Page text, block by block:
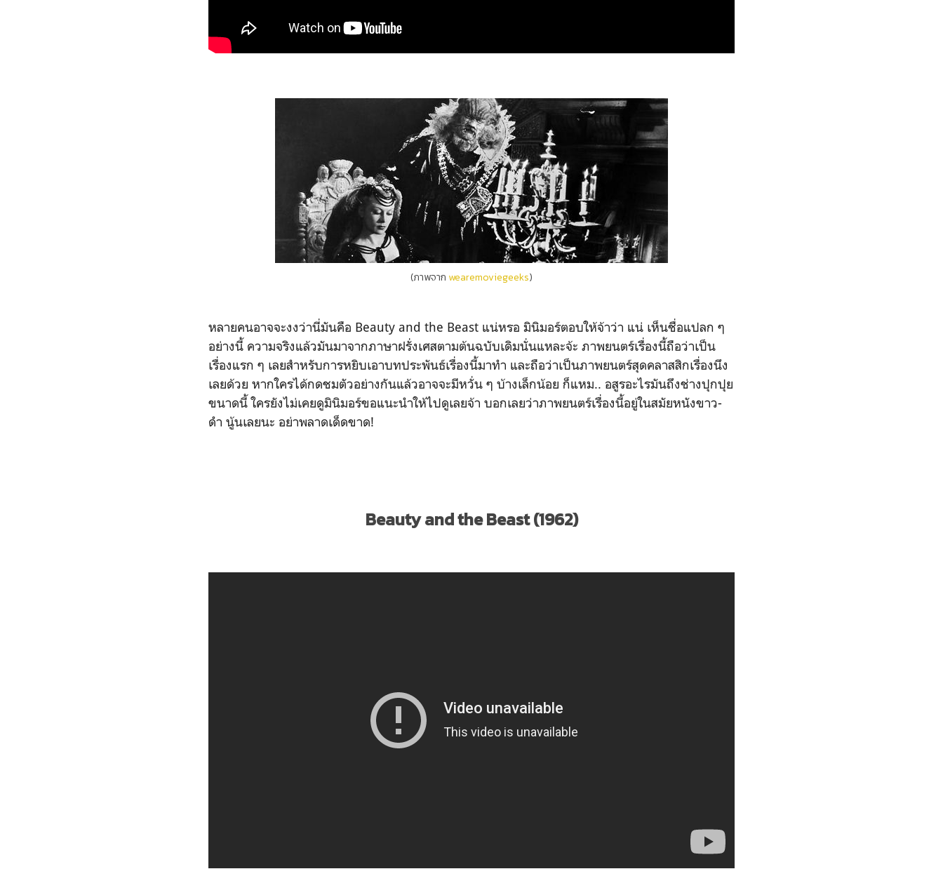
(ภาพจาก wearemoviegeeks)
หลายคนอาจจะงงว่านี่มันคือ Beauty and the Beast แน่หรอ มินิมอร์ตอบให้จ้าว่า แน่ เห็นชื่อแปลก ๆ
อย่างนี้ ความจริงแล้วมันมาจากภาษาฝรั่งเศสตามต้นฉบับเดิมนั่นแหละจ้ะ ภาพยนตร์เรื่องนี้ถือว่าเป็น
เรื่องแรก ๆ เลยสำหรับการหยิบเอาบทประพันธ์เรื่องนี้มาทำ และถือว่าเป็นภาพยนตร์สุดคลาสสิกเรื่องนึง
เลยด้วย หากใครได้กดชมตัวอย่างกันแล้วอาจจะมีหวั่น ๆ บ้างเล็กน้อย ก็แหม.. อสูรอะไรมันถึงช่างปุกปุย
ขนาดนี้ ใครยังไม่เคยดูมินิมอร์ขอแนะนำให้ไปดูเลยจ้า บอกเลยว่าภาพยนตร์เรื่องนี้อยู่ในสมัยหนังขาว-
ดำ นู้นเลยนะ อย่าพลาดเด็ดขาด!
Beauty and the Beast (1962)